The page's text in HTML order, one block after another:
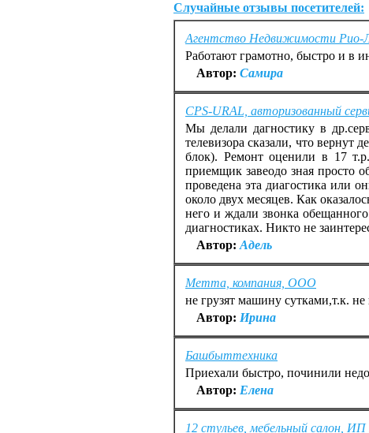
Случайные отзывы посетителей:
Агентство Недвижимости Рио-
Работают грамотно, быстро и в
Автор: Самира
CPS-URAL, авторизованный
Мы делали дагностику в
телевизора сказали, что вернут
блок). Ремонт оценили в 17
приемщик завеодо зная просто
проведена эта диагостика или
около двух месяцев. Как
него и ждали звонка
диагностиках. Никто не
Автор: Адель
Метта, компания, ООО
не грузят машину сутками,т.к.
Автор: Ирина
Башбыттехника
Приехали быстро, починили
Автор: Елена
12 стульев, мебельный салон,